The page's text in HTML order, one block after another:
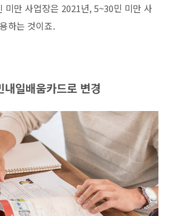
미만 사업장은 2021년, 5~30민 미만 사
하는 것이죠.
일배움카드로 변경